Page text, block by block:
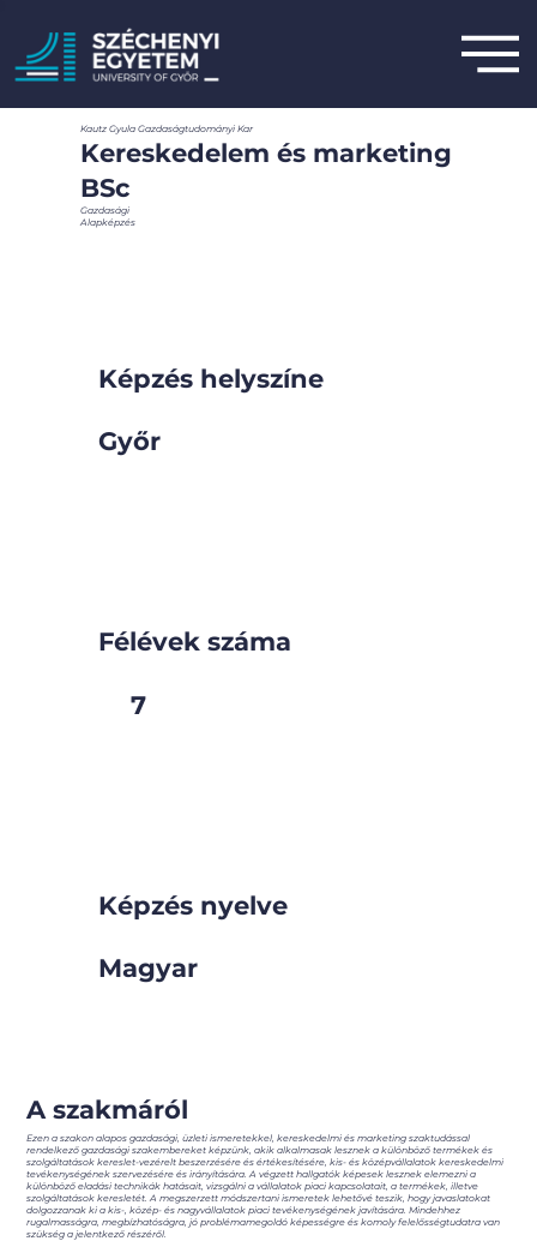
Kereskedelem és marketing
BSc
Gazdasági
Alapképzés
Kautz Gyula Gazdaságtudományi Kar
Képzés helyszíne
Győr
Félévek száma
7
Képzés nyelve
Magyar
A szakmáról
Ezen a szakon alapos gazdasági, üzleti ismeretekkel, kereskedelmi és marketing szaktudással
rendelkező gazdasági szakembereket képzünk, akik alkalmasak lesznek a különböző termékek és
szolgáltatások kereslet-vezérelt beszerzésére és értékesítésére, kis- és középvállalatok kereskedelmi
tevékenységének szervezésére és irányítására. A végzett hallgatók képesek lesznek elemezni a
különböző eladási technikák hatásait, vizsgálni a vállalatok piaci kapcsolatait, a termékek, illetve
szolgáltatások keresletét. A megszerzett módszertani ismeretek lehetővé teszik, hogy javaslatokat
dolgozzanak ki a kis-, közép- és nagyvállalatok piaci tevékenységének javítására. Mindehhez
rugalmasságra, megbízhatóságra, jó problémamegoldó képességre és komoly felelősségtudatra van
szükség a jelentkező részéről.